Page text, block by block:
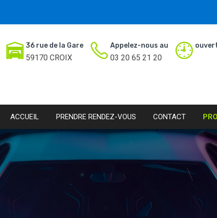
36 rue de la Gare
59170 CROIX
Appelez-nous au
03 20 65 21 20
ACCUEIL PRENDRE RENDEZ-VOUS CONTACT